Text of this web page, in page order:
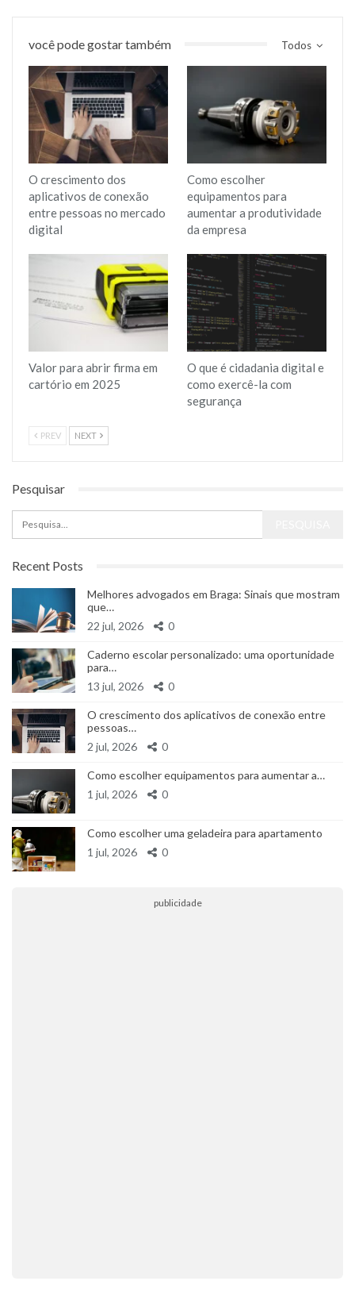
Todos
você pode gostar também
O crescimento dos
aplicativos de conexão
entre pessoas no mercado
digital
Como escolher
equipamentos para
aumentar a produtividade
da empresa
Valor para abrir firma em
cartório em 2025
O que é cidadania digital e
como exercê-la com
segurança
PREV NEXT
Pesquisar
Recent Posts
Melhores advogados em Braga: Sinais que mostram
que…
22 jul, 2026
0
Caderno escolar personalizado: uma oportunidade
para…
13 jul, 2026
0
O crescimento dos aplicativos de conexão entre
pessoas…
2 jul, 2026
0
Como escolher equipamentos para aumentar a…
1 jul, 2026
0
Como escolher uma geladeira para apartamento
1 jul, 2026
0
publicidade